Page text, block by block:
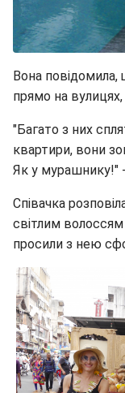
Вона повідомила,
прямо на
"Багато з них
квартири, вони
Як у мурашнику!" -
Співачка
світлим
просили з нею